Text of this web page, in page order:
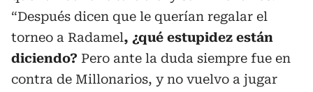
“Después dicen que le querían regalar el
torneo a Radamel, ¿qué estupidez están
diciendo? Pero ante la duda siempre fue en
contra de Millonarios, y no vuelvo a jugar